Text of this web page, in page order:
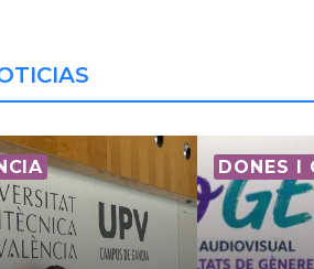
DONES I